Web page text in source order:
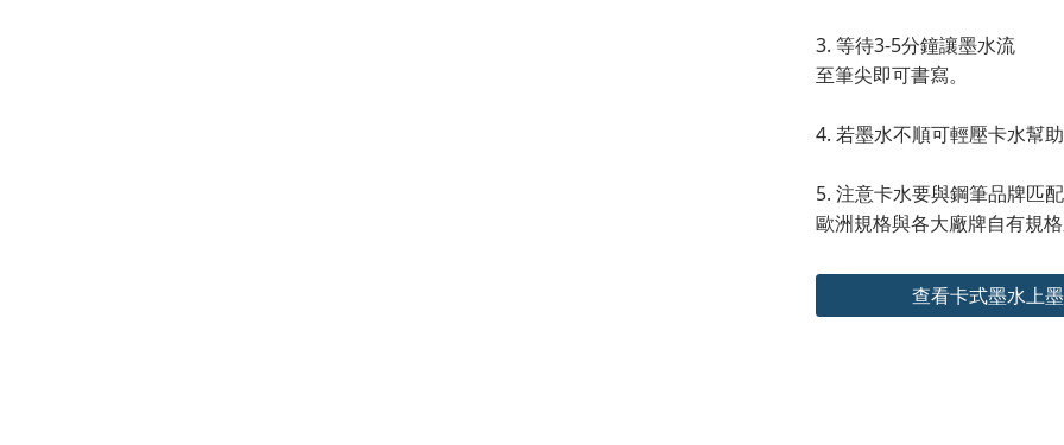
3. 等待3-5分鐘讓墨水流
至筆尖即可書寫。
4. 若墨水不順可輕壓卡水幫
5. 注意卡水要與鋼筆品牌匹
歐洲規格與各大廠牌自有規
查看卡式墨水上